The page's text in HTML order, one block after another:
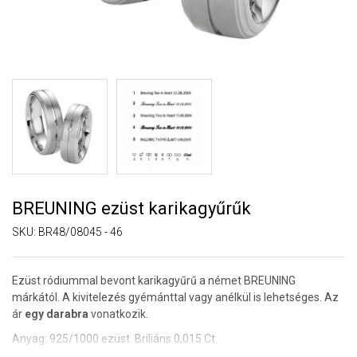
BREUNING ezüst karikagyűrűk
SKU: BR48/08045 - 46
Ezüst ródiummal bevont karikagyűrű a német BREUNING
márkától. A kivitelezés gyémánttal vagy anélkül is lehetséges. Az
ár egy darabra vonatkozik.
Anyag: 925/1000 ezüst. Briliáns 0,015 Ct.